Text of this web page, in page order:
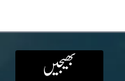
بھیجیں